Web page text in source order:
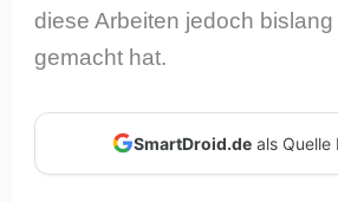
diese Arbeiten jedoch
gemacht hat.
SmartDroid.deals Quelle